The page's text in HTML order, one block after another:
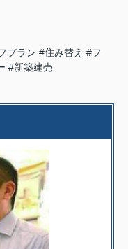
プラン #住み替え #フ
#新築建売